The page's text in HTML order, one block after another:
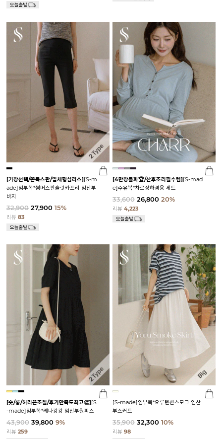
[기장선택/쫀득스판/입체형심리스][S-m
ade]임부복*썸머스판슬릿카프리 임산부
바지
32,900 27,900 15%
리뷰 83
[4만장돌파🏆/산후조리필수템][S-mad
e]수유복*차르상하겸용 세트
33,600 26,800 20%
리뷰 4,223
[숏/롱/허리끈조절/후기만족도최고👏][S
-made]임부복*레나캉캉 임산부원피스
43,900 39,800 9%
리뷰 259
[S-made]임부복*요루텐션스모크 임산
부스커트
35,900 32,300 10%
리뷰 98